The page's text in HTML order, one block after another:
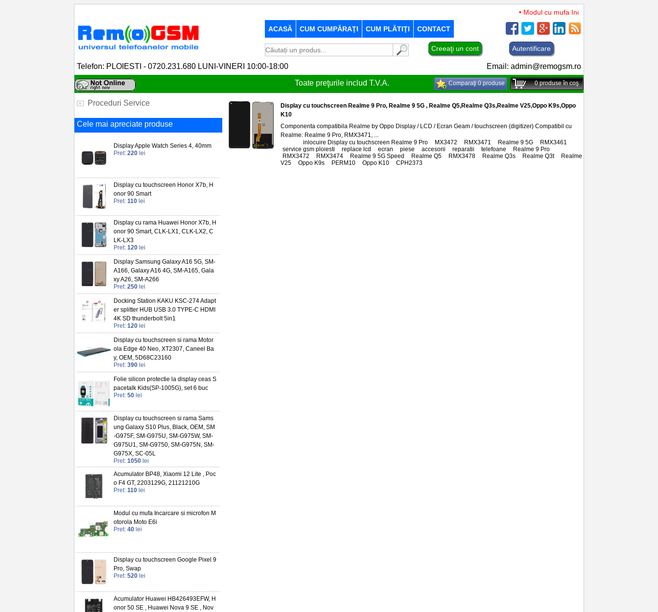
• Modul cu mufa Incarcare si microfon TCL 50
ACASĂ CUM CUMPĂRAŢI CUM PLĂTIŢI CONTACT
Creeaţi un cont Autentificare
Telefon: PLOIESTI - 0720.231.680 LUNI-VINERI 10:00-18:00 Email: admin@remogsm.ro
Toate preţurile includ T.V.A.
Comparaţi 0 produse 0produse în coş
Proceduri Service
Cele mai apreciate produse
Display Apple Watch Series 4, 40mm
Pret: 220 lei
Display cu touchscreen Honor X7b, H
onor 90 Smart
Pret: 110 lei
Display cu rama Huawei Honor X7b, H
onor 90 Smart, CLK-LX1, CLK-LX2, C
LK-LX3
Pret: 120 lei
Display Samsung Galaxy A16 5G, SM-
A166, Galaxy A16 4G, SM-A165, Gala
xy A26, SM-A266
Pret: 250 lei
Docking Station KAKU KSC-274 Adapt
er splitter HUB USB 3.0 TYPE-C HDMI
4K SD thunderbolt 5in1
Pret: 120 lei
Display cu touchscreen si rama Motor
ola Edge 40 Neo, XT2307, Caneel Ba
y, OEM, 5D68C23160
Pret: 390 lei
Folie silicon protectie la display ceas S
pacetalk Kids(SP-1005G), set 6 buc
Pret: 50 lei
Display cu touchscreen si rama Sams
ung Galaxy S10 Plus, Black, OEM, SM
-G975F, SM-G975U, SM-G975W, SM-
G975U1, SM-G9750, SM-G975N, SM-
G975X, SC-05L
Pret: 1050 lei
Acumulator BP48, Xiaomi 12 Lite , Poc
o F4 GT, 2203129G, 21121210G
Pret: 110 lei
Modul cu mufa Incarcare si microfon M
otorola Moto E6i
Pret: 40 lei
Display cu touchscreen Google Pixel 9
Pro, Swap
Pret: 520 lei
Acumulator Huawei HB426493EFW, H
onor 50 SE , Huawei Nova 9 SE , Nov
Display cu touchscreen Realme 9 Pro, Realme 9 5G , Realme Q5,Realme Q3s,Realme V25,Oppo K9s,Oppo
K10
Componenta compatibila Realme by Oppo Display / LCD / Ecran Geam / touchscreen (digitizer) Compatibil cu
Realme: Realme 9 Pro, RMX3471, ...
inlocuire Display cu touchscreen Realme 9 Pro MX3472 RMX3471 Realme 9 5G RMX3461
service gsm ploiesti
replace lcd ecran piese accesorii reparatii telefoane Realme 9 Pro
RMX3472
RMX3474 Realme 9 5G Speed Realme Q5 RMX3478 Realme Q3s Realme Q3t,
Realme
V25
Oppo K9s PERM10 Oppo K10 CPH2373